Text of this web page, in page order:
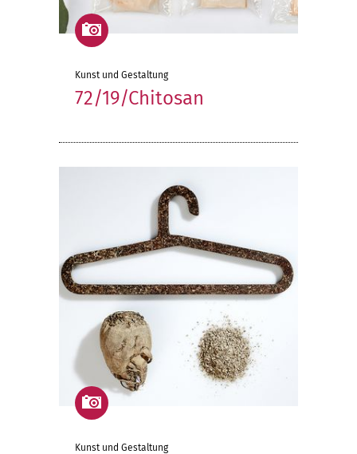
72/19/Chitosan
Kunst und Gestaltung
Kunst und Gestaltung